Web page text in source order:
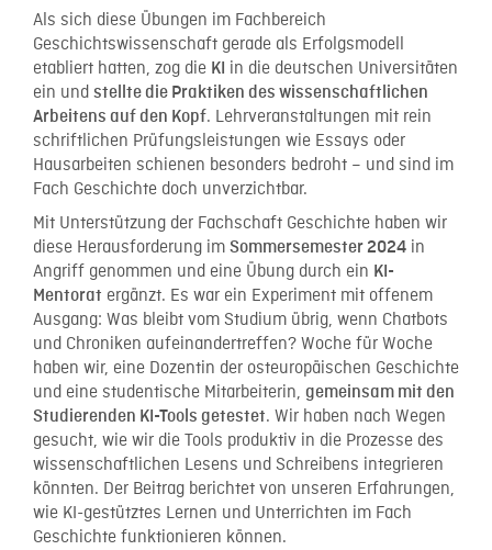
Als sich diese Übungen im Fachbereich
Geschichtswissenschaft gerade als Erfolgsmodell
etabliert hatten, zog die KI in die deutschen Universitäten
ein und stellte die Praktiken des wissenschaftlichen
Arbeitens auf den Kopf. Lehrveranstaltungen mit rein
schriftlichen Prüfungsleistungen wie Essays oder
Hausarbeiten schienen besonders bedroht – und sind im
Fach Geschichte doch unverzichtbar.
Mit Unterstützung der Fachschaft Geschichte haben wir
diese Herausforderung im Sommersemester 2024 in
Angriff genommen und eine Übung durch ein KI-
Mentorat ergänzt. Es war ein Experiment mit offenem
Ausgang: Was bleibt vom Studium übrig, wenn Chatbots
und Chroniken aufeinandertreffen? Woche für Woche
haben wir, eine Dozentin der osteuropäischen Geschichte
und eine studentische Mitarbeiterin, gemeinsam mit den
Studierenden KI-Tools getestet. Wir haben nach Wegen
gesucht, wie wir die Tools produktiv in die Prozesse des
wissenschaftlichen Lesens und Schreibens integrieren
könnten. Der Beitrag berichtet von unseren Erfahrungen,
wie KI-gestütztes Lernen und Unterrichten im Fach
Geschichte funktionieren können.